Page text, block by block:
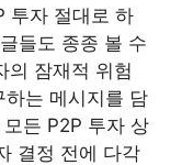
투자 절대로 하
들도 종종 볼 수
의 잠재적 위험
하는 메시지를 담
든 P2P 투자 상
결정 전에 다각